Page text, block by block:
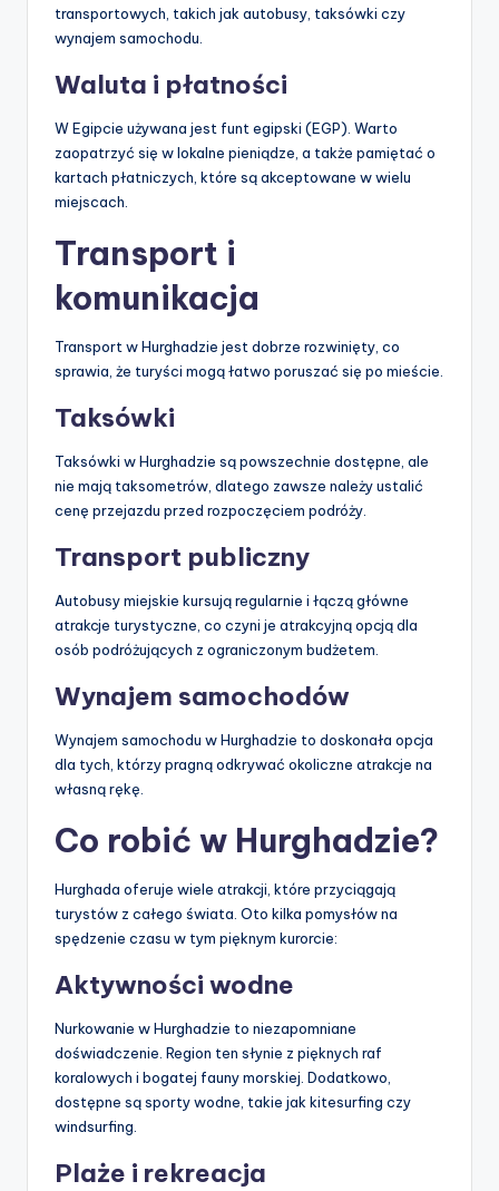
transportowych, takich jak autobusy, taksówki czy
wynajem samochodu.
Waluta i płatności
W Egipcie używana jest funt egipski (EGP). Warto
zaopatrzyć się w lokalne pieniądze, a także pamiętać o
kartach płatniczych, które są akceptowane w wielu
miejscach.
Transport i
komunikacja
Transport w Hurghadzie jest dobrze rozwinięty, co
sprawia, że turyści mogą łatwo poruszać się po mieście.
Taksówki
Taksówki w Hurghadzie są powszechnie dostępne, ale
nie mają taksometrów, dlatego zawsze należy ustalić
cenę przejazdu przed rozpoczęciem podróży.
Transport publiczny
Autobusy miejskie kursują regularnie i łączą główne
atrakcje turystyczne, co czyni je atrakcyjną opcją dla
osób podróżujących z ograniczonym budżetem.
Wynajem samochodów
Wynajem samochodu w Hurghadzie to doskonała opcja
dla tych, którzy pragną odkrywać okoliczne atrakcje na
własną rękę.
Co robić w Hurghadzie?
Hurghada oferuje wiele atrakcji, które przyciągają
turystów z całego świata. Oto kilka pomysłów na
spędzenie czasu w tym pięknym kurorcie:
Aktywności wodne
Nurkowanie w Hurghadzie to niezapomniane
doświadczenie. Region ten słynie z pięknych raf
koralowych i bogatej fauny morskiej. Dodatkowo,
dostępne są sporty wodne, takie jak kitesurfing czy
windsurfing.
Plaże i rekreacja